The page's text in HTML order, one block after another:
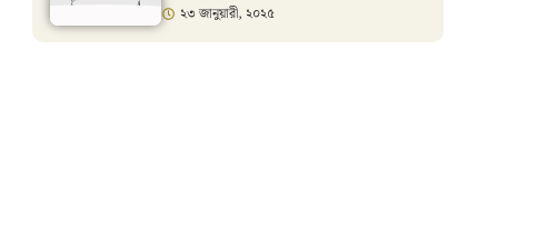
২৩ জানুয়ারী, ২০২৫